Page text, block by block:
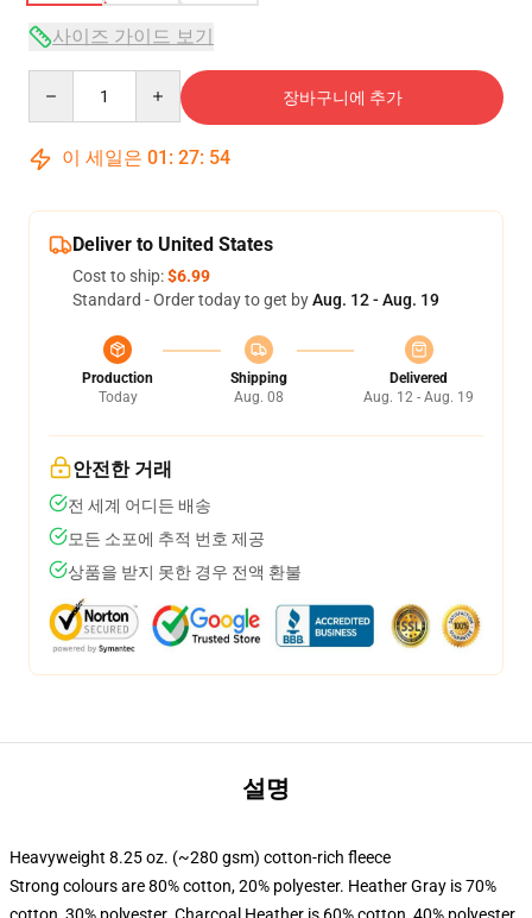
사이즈 가이드 보기
장바구니에 추가
이 세일은 01 : 27: 53
Deliver to United States
Cost to ship:$6.99
Standard - Order today to get byAug. 12 - Aug. 19
Production
Today
Shipping
Aug. 08
Delivered
Aug. 12 - Aug. 19
안전한 거래
전 세계 어디든 배송
모든 소포에 추적 번호 제공
상품을 받지 못한 경우 전액 환불
설명
Heavyweight 8.25 oz. (~280 gsm) cotton-rich fleece
Strong colours are 80% cotton, 20% polyester. Heather Gray is 70%